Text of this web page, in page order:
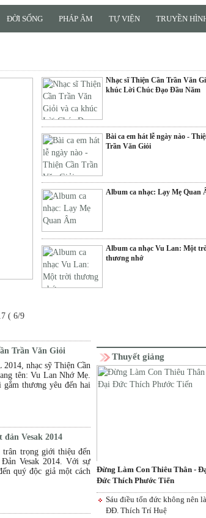
ĐỜI SỐNG PHÁP ÂM TỰ VIỆN TRUYỀN
( 6/9
Nhạc sĩ Thiện Cần Trần Văn
khúc Lời Chúc Đạo Đầu Năm
Bài ca em hát lễ ngày nào -
Trần Văn Giỏi
Album ca nhạc: Lạy Mẹ Quan
Album ca nhạc Vu Lan: Một
thương nhớ
Trần Văn Giỏi
nhạc sỹ Thiện Cần
tên: Vu Lan Nhớ Mẹ.
thương yêu đến hai
Vesak 2014
trọng giới thiệu đến
Vesak 2014. Với sự
quý độc giả một cách
Thuyết giảng
Đừng Làm Con Thiêu Thân -
Đức Thích Phước Tiến
Sáu điều tổn đức không nên
ĐĐ. Thích Trí Huệ